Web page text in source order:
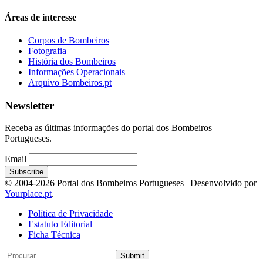
Áreas de interesse
Corpos de Bombeiros
Fotografia
História dos Bombeiros
Informações Operacionais
Arquivo Bombeiros.pt
Newsletter
Receba as últimas informações do portal dos Bombeiros
Portugueses.
Email
© 2004-2026 Portal dos Bombeiros Portugueses | Desenvolvido por
Yourplace.pt.
Política de Privacidade
Estatuto Editorial
Ficha Técnica
Submit